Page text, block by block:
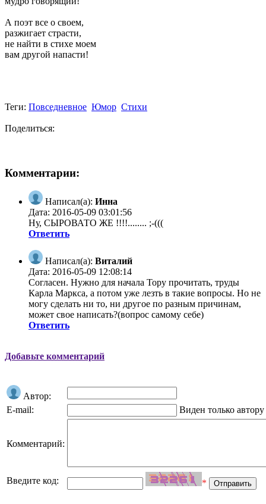
А поэт все о своем,
разжигает страсти,
не найти в стихе моем
вам другой напасти!
Теги: Повседневное Юмор Стихи
Поделиться:
Комментарии:
Написал(а): Инна
Дата: 2016-05-09 03:01:56
Ну, СЫРОВАТО ЖЕ !!!!........ ;-(((
Ответить
Написал(а): Виталий
Дата: 2016-05-09 12:08:14
Согласен. Нужно для начала Тору прочитать, труды
Карла Маркса, а потом уже лезть в такие вопросы. Но не
могу сделать ни то, ни другое по разным причинам,
может свое написать?(вопрос самому себе)
Ответить
Добавьте комментарий
Автор:
E-mail:
Виден только автору
Комментарий:
Введите код: *